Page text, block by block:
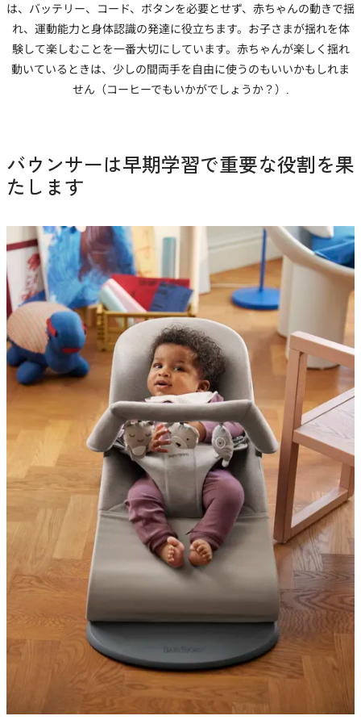
は、バッテリー、コード、ボタンを必要とせず、赤ちゃんの動きで揺
れ、運動能力と身体認識の発達に役立ちます。お子さまが揺れを体
験して楽しむことを一番大切にしています。赤ちゃんが楽しく揺れ
動いているときは、少しの間両手を自由に使うのもいいかもしれま
せん（コーヒーでもいかがでしょうか？）.
バウンサーは早期学習で重要な役割を果
たします